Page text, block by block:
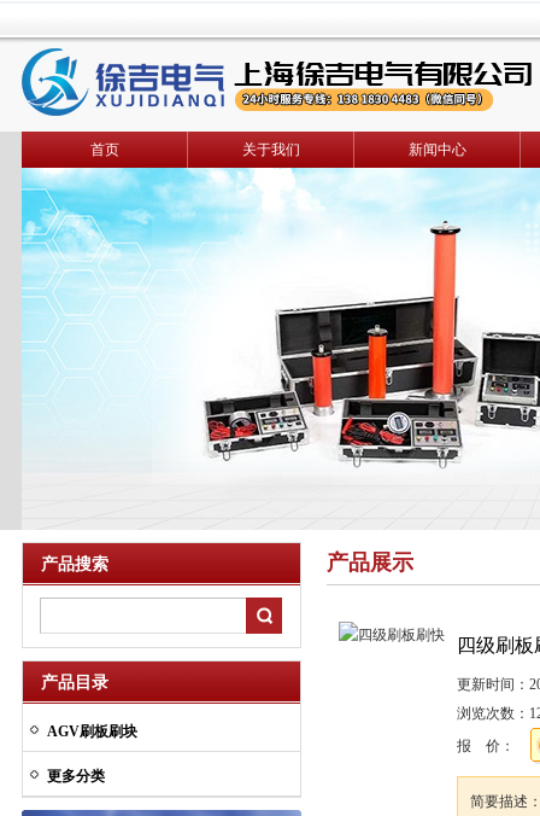
首页 关于我们 新闻中心
产品搜索
产品目录
AGV刷板刷块
更多分类
产品展示
四级刷板
更新时间：
浏览次数：
报 价：
简要描述